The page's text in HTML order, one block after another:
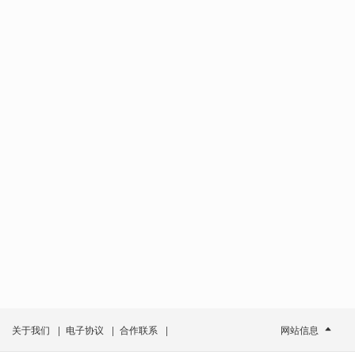
关于我们 | 电子协议 | 合作联系 | 网站信息